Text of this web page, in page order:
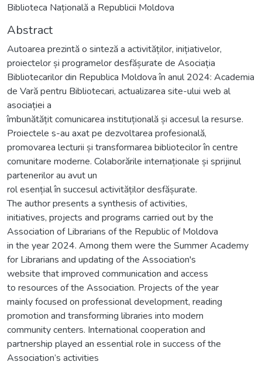
Biblioteca Națională a Republicii Moldova
Abstract
Autoarea prezintă o sinteză a activităților, inițiativelor,
proiectelor și programelor desfășurate de Asociația
Bibliotecarilor din Republica Moldova în anul 2024: Academia
de Vară pentru Bibliotecari, actualizarea site-ului web al
asociației a
îmbunătățit comunicarea instituțională și accesul la resurse.
Proiectele s-au axat pe dezvoltarea profesională,
promovarea lecturii și transformarea bibliotecilor în centre
comunitare moderne. Colaborările internaționale și sprijinul
partenerilor au avut un
rol esențial în succesul activităților desfășurate.
The author presents a synthesis of activities,
initiatives, projects and programs carried out by the
Association of Librarians of the Republic of Moldova
in the year 2024. Among them were the Summer Academy
for Librarians and updating of the Association's
website that improved communication and access
to resources of the Association. Projects of the year
mainly focused on professional development, reading
promotion and transforming libraries into modern
community centers. International cooperation and
partnership played an essential role in success of the
Association’s activities